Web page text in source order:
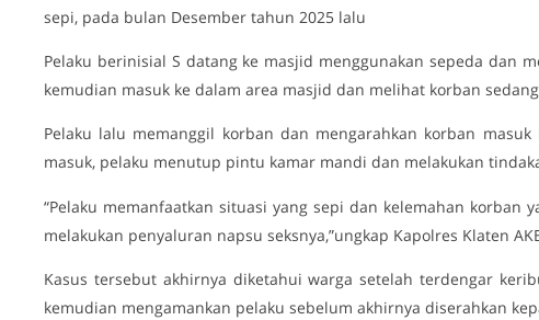
sepi, pada bulan Desember tahun 2025 lalu
Pelaku berinisial S datang ke masjid menggunakan sepeda dan
kemudian masuk ke dalam area masjid dan melihat korban
Pelaku lalu memanggil korban dan mengarahkan korban
masuk, pelaku menutup pintu kamar mandi dan melakukan
“Pelaku memanfaatkan situasi yang sepi dan kelemahan korban
melakukan penyaluran napsu seksnya,”ungkap Kapolres Klaten
Kasus tersebut akhirnya diketahui warga setelah terdengar
kemudian mengamankan pelaku sebelum akhirnya diserahkan